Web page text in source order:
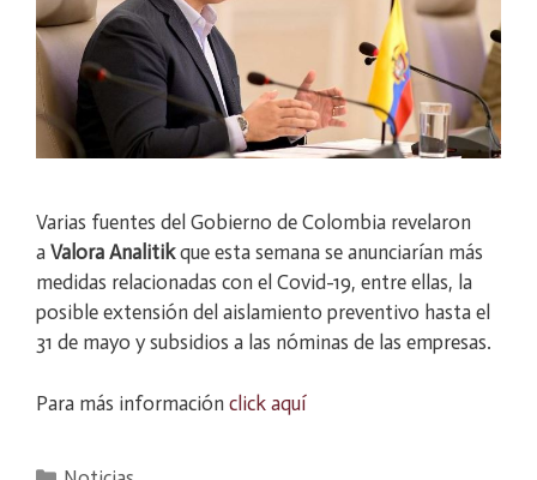
Varias fuentes del Gobierno de Colombia revelaron
a Valora Analitikque esta semana se anunciarían más
medidas relacionadas con el Covid-19, entre ellas, la
posible extensión del aislamiento preventivo hasta el
31 de mayo y subsidios a las nóminas de las empresas.
Para más información click aquí
Categorías